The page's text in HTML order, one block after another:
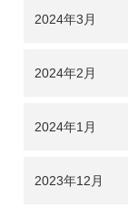
2024年3月
2024年2月
2024年1月
2023年12月